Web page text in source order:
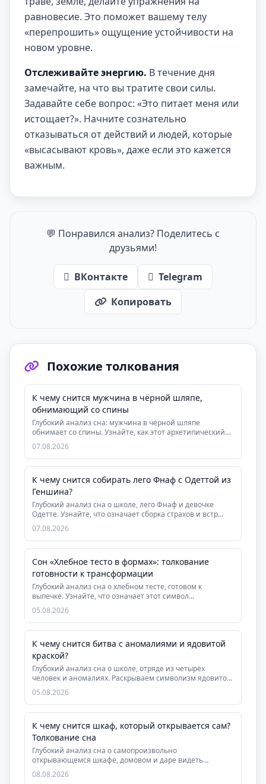
равновесие. Это поможет вашему телу
«перепрошить» ощущение устойчивости на
новом уровне.
Отслеживайте энергию. В течение дня
замечайте, на что вы тратите свои силы.
Задавайте себе вопрос: «Это питает меня или
истощает?». Начните сознательно
отказываться от действий и людей, которые
«высасывают кровь», даже если это кажется
важным.
💬 Понравился анализ? Поделитесь с
друзьями!
ВКонтакте
Telegram
Копировать
Похожие толкования
К чему снится мужчина в чёрной шляпе,
обнимающий со спины
Глубокий анализ сна: мужчина в чёрной шляпе
обнимает со спины. Узнайте, как этот архетипический
сон ...
07.08.2026
К чему снится собирать лего Фнаф с Одеттой из
Геншина?
Глубокий анализ сна о школе, лего Фнаф и девочке
Одетте. Узнайте, что означает сборка страхов и встр...
07.08.2026
Сон «Хлебное тесто в формах»: толкование
готовности к трансформации
Глубокий анализ сна о хлебном тесте, готовом к
выпечке. Узнайте, что означает этот символ
завершения...
05.08.2026
К чему снится битва с аномалиями и ядовитой
краской?
Глубокий анализ сна о школе, отряде из четырёх
человек и аномалиях. Раскрываем символизм ядовитой
ро...
05.08.2026
К чему снится шкаф, который открывается сам?
Толкование сна
Глубокий анализ сна о самопроизвольно
открывающемся шкафе, домовом и даре видеть
скрытую суть людей....
08.08.2026